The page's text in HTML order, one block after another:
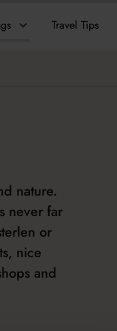
Travel Tips
nature.
never far
or
nice
and